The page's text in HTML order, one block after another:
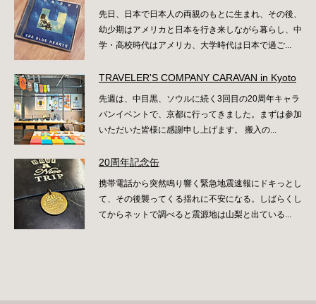
先日、日本で日本人の両親のもとに生まれ、その後、
幼少期はアメリカと日本を行き来しながら暮らし、中
学・高校時代はアメリカ、大学時代は日本で過ご...
TRAVELER'S COMPANY CARAVAN in Kyoto
先週は、中目黒、ソウルに続く3回目の20周年キャラ
バンイベントで、京都に行ってきました。まずは参加
いただいた皆様に感謝申し上げます。 搬入の...
20周年記念缶
携帯電話から突然鳴り響く緊急地震速報にドキっとし
て、その後襲ってくる揺れに不安になる。しばらくし
てからネットで調べると震源地は山梨と出ている...